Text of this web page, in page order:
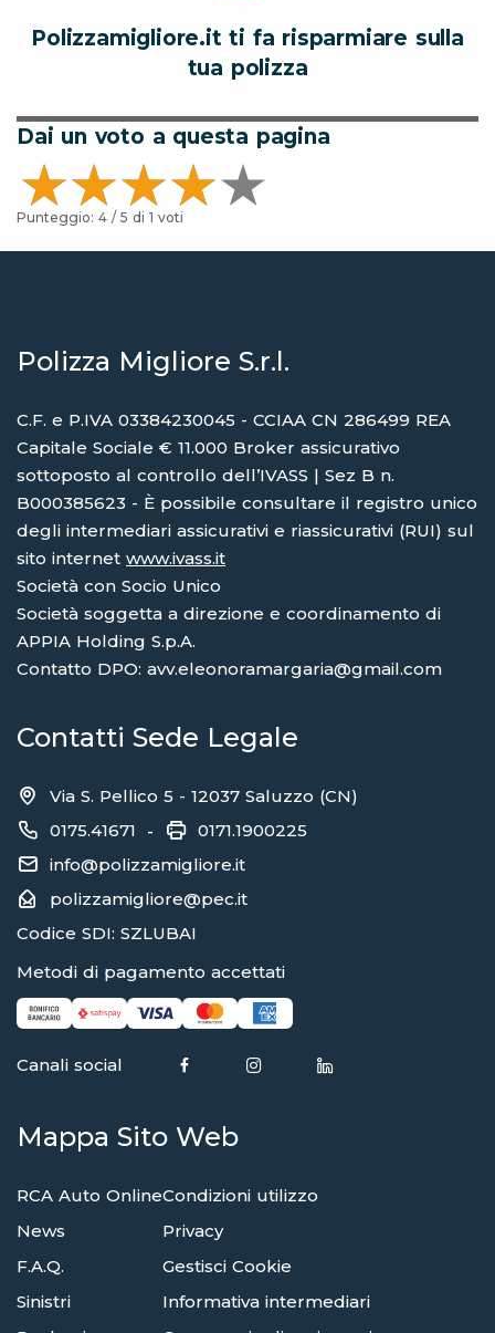
Polizzamigliore.it ti fa risparmiare sulla
tua polizza
Dai un voto a questa pagina
Punteggio: 4 / 5 di 1 voti
Polizza Migliore S.r.l.
C.F. e P.IVA 03384230045 - CCIAA CN 286499 REA
Capitale Sociale € 11.000 Broker assicurativo
sottoposto al controllo dell’IVASS | Sez B n.
B000385623 - È possibile consultare il registro unico
degli intermediari assicurativi e riassicurativi (RUI) sul
sito internet www.ivass.it
Società con Socio Unico
Società soggetta a direzione e coordinamento di
APPIA Holding S.p.A.
Contatto DPO: avv.eleonoramargaria@gmail.com
Contatti Sede Legale
Via S. Pellico 5 - 12037 Saluzzo (CN)
0175.41671 -
0171.1900225
info@polizzamigliore.it
polizzamigliore@pec.it
Codice SDI: SZLUBAI
Metodi di pagamento accettati
Canali social
Mappa Sito Web
RCA Auto Online
News
F.A.Q.
Sinistri
Condizioni utilizzo
Privacy
Gestisci Cookie
Informativa intermediari